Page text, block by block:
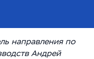
ваших сотрудников
направления по
Андрей